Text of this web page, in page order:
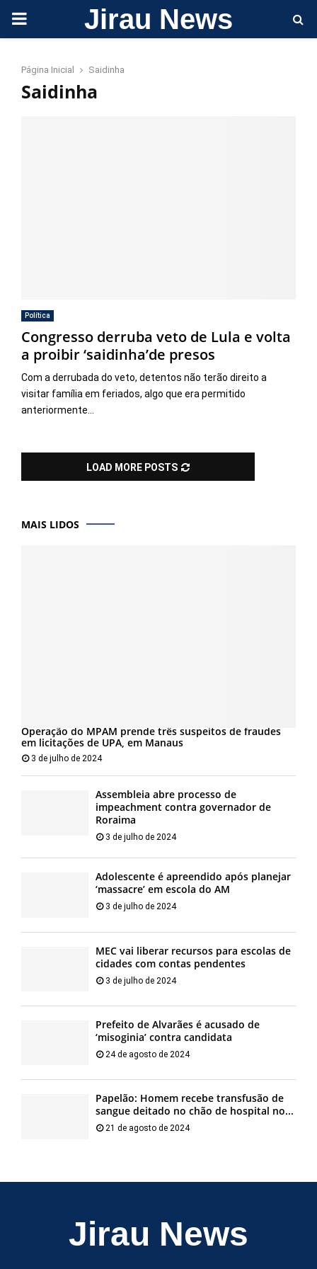
PRIMARY Jirau News
Página Inicial Saidinha
Saidinha
Política
Congresso derruba veto de Lula e volta
a proibir ‘saidinha’de presos
Com a derrubada do veto, detentos não terão direito a
visitar família em feriados, algo que era permitido
anteriormente...
LOAD MORE POSTS
MAIS LIDOS
Operação do MPAM prende três suspeitos de fraudes
em licitações de UPA, em Manaus
3 de julho de 2024
Assembleia abre processo de
impeachment contra governador de
Roraima
3 de julho de 2024
Adolescente é apreendido após planejar
‘massacre’ em escola do AM
3 de julho de 2024
MEC vai liberar recursos para escolas de
cidades com contas pendentes
3 de julho de 2024
Prefeito de Alvarães é acusado de
‘misoginia’ contra candidata
24 de agosto de 2024
Papelão: Homem recebe transfusão de
sangue deitado no chão de hospital no...
21 de agosto de 2024
Jirau News